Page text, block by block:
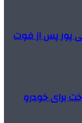
پور پس از فوت
برای خودرو